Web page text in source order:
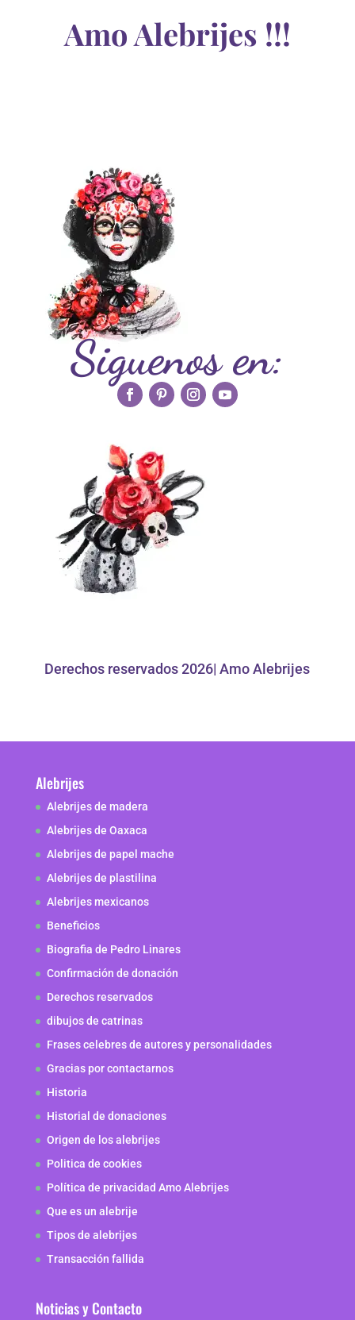
Amo Alebrijes !!!
Siguenos en:
Derechos reservados 2026| Amo Alebrijes
Alebrijes
Alebrijes de madera
Alebrijes de Oaxaca
Alebrijes de papel mache
Alebrijes de plastilina
Alebrijes mexicanos
Beneficios
Biografia de Pedro Linares
Confirmación de donación
Derechos reservados
dibujos de catrinas
Frases celebres de autores y personalidades
Gracias por contactarnos
Historia
Historial de donaciones
Origen de los alebrijes
Politica de cookies
Política de privacidad Amo Alebrijes
Que es un alebrije
Tipos de alebrijes
Transacción fallida
Noticias y Contacto